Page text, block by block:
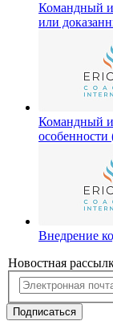
Командный
или
Командный и
Внедрение
Новостная
Подписаться